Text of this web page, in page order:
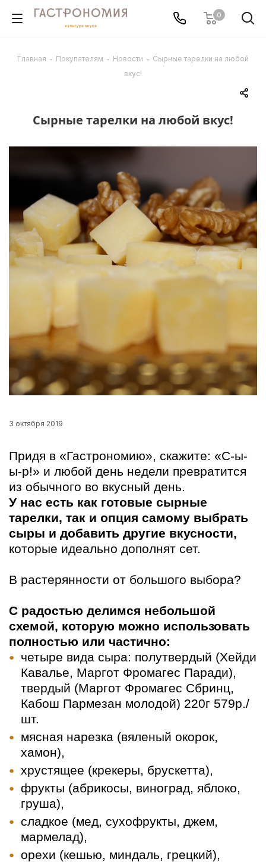
0
Главная - Покупателям - Новости - Сырные тарелки на любой
вкус!
Сырные тарелки на любой вкус!
3 октября 2019
Придя в «Гастрономию», скажите: «С-ы-
ы-р!» и любой день недели превратится
из обычного во вкусный день.
У нас есть как готовые сырные
тарелки, так и опция самому выбрать
сыры и добавить другие вкусности,
которые идеально дополнят сет.
В растерянности от большого выбора?
С радостью делимся небольшой
схемой, которую можно использовать
полностью или частично:
четыре вида сыра: полутвердый (Хейди
Кавалье, Маргот Фромагес Паради),
твердый (Маргот Фромагес Сбринц,
Кабош Пармезан молодой) 220г 579р./
шт.
мясная нарезка (вяленый окорок,
хамон),
хрустящее (крекеры, брускетта),
фрукты (абрикосы, виноград, яблоко,
груша),
сладкое (мед, сухофрукты, джем,
мармелад),
орехи (кешью, миндаль, грецкий),